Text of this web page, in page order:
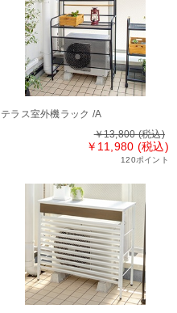
テラス室外機ラック /A
￥13,800(税込)
￥11,980 (税込)
120ポイント